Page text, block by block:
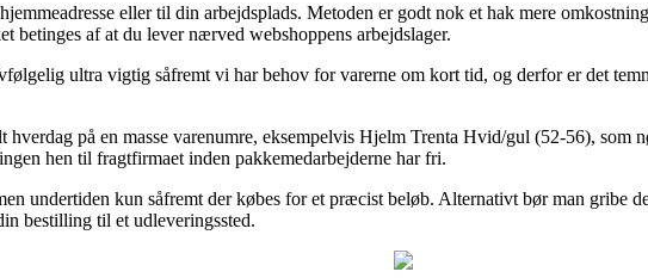
eller til din arbejdsplads. Metoden er godt nok et hak mere
af at du lever nærved webshoppens arbejdslager.
ultra vigtig såfremt vi har behov for varerne om kort tid, og derfor er det
på en masse varenumre, eksempelvis Hjelm Trenta Hvid/gul (52-56),
hen til fragtfirmaet inden pakkemedarbejderne har fri.
undertiden kun såfremt der købes for et præcist beløb. Alternativt bør man gribe
bestilling til et udleveringssted.